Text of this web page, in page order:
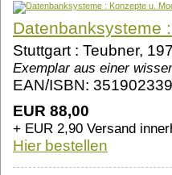
Datenbanksysteme
Stuttgart : Teubner,
Exemplar aus einer
EAN/ISBN:
EUR 88,00
+ EUR 2,90 Versand
Hier bestellen